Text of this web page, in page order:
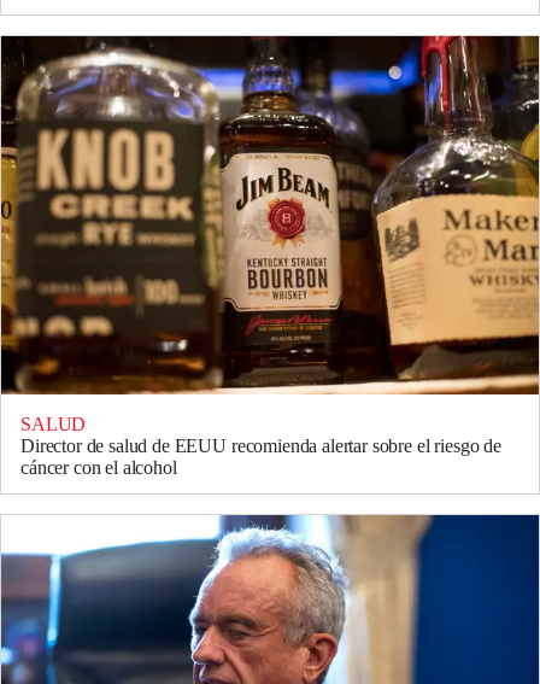
SALUD
Director de salud de EEUU recomienda alertar sobre el riesgo de
cáncer con el alcohol